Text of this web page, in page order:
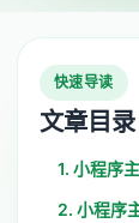
快速导读
文章目录
1. 小程序
2. 小程序